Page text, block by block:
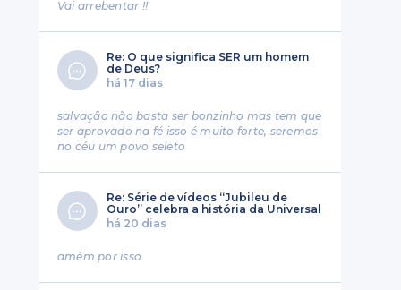
Vai arrebentar !!
Re: O que significa SER um homem
de Deus?
há 17 dias
salvação não basta ser bonzinho mas tem que
ser aprovado na fé isso é muito forte, seremos
no céu um povo seleto
Re: Série de vídeos “Jubileu de
Ouro” celebra a história da Universal
há 20 dias
amém por isso